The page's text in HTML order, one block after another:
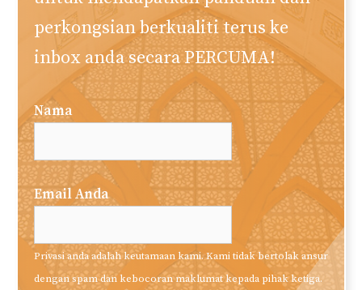
perkongsian berkualiti terus ke
inbox anda secara PERCUMA!
Nama
Email Anda
Privasi anda adalah keutamaan kami. Kami tidak bertolak ansur
dengan spam dan kebocoran maklumat kepada pihak ketiga.